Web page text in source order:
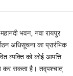
भवन, नवा रायपुर
अधिसूचना का प्रारंभिक
व्यक्ति को कोई आपत्ति
कर सकता है। तद्पश्चात्